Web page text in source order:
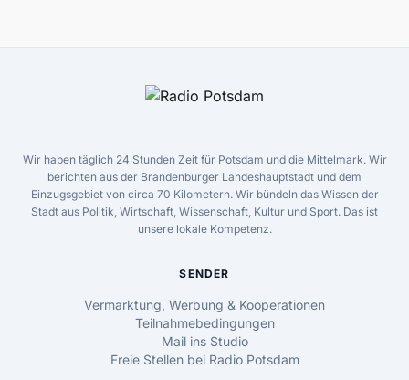
Wir haben täglich 24 Stunden Zeit für Potsdam und die Mittelmark. Wir
berichten aus der Brandenburger Landeshauptstadt und dem
Einzugsgebiet von circa 70 Kilometern. Wir bündeln das Wissen der
Stadt aus Politik, Wirtschaft, Wissenschaft, Kultur und Sport. Das ist
unsere lokale Kompetenz.
SENDER
Vermarktung, Werbung & Kooperationen
Teilnahmebedingungen
Mail ins Studio
Freie Stellen bei Radio Potsdam